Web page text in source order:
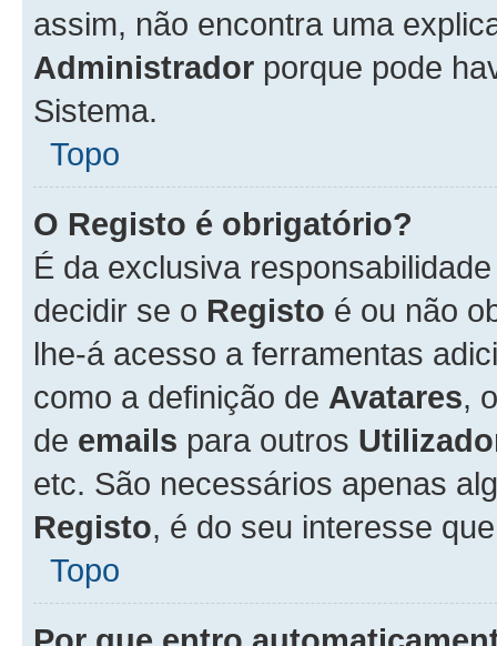
assim, não encontra uma
Administrador porque pode
Sistema.
Topo
O Registo é obrigatório?
É da exclusiva
decidir se o Registo é ou não
lhe-á acesso a ferramentas
como a definição de Avatares,
de emails para outros
etc. São necessários apenas
Registo, é do seu interesse
Topo